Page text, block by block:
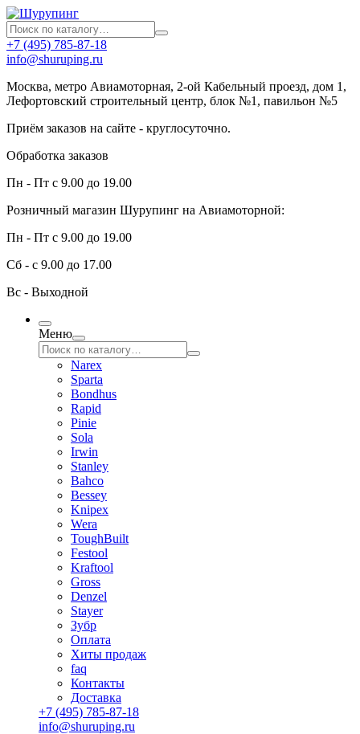
+7 (495) 785-87-18
info@shuruping.ru
Москва, метро Авиамоторная, 2-ой Кабельный проезд, дом 1,
Лефортовский строительный центр, блок №1, павильон №5
Приём заказов на сайте - круглосуточно.
Обработка заказов
Пн - Пт с 9.00 до 19.00
Розничный магазин Шурупинг на Авиамоторной:
Пн - Пт с 9.00 до 19.00
Сб - с 9.00 до 17.00
Вс - Выходной
Меню
Narex
Sparta
Bondhus
Rapid
Pinie
Sola
Irwin
Stanley
Bahco
Bessey
Knipex
Wera
ToughBuilt
Festool
Kraftool
Gross
Denzel
Stayer
Зубр
Оплата
Хиты продаж
faq
Контакты
Доставка
+7 (495) 785-87-18
info@shuruping.ru